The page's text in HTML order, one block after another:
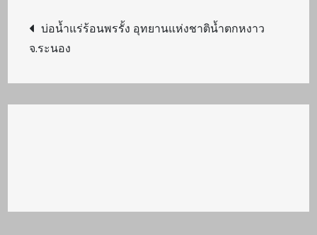
Post
navigation
บ่อน้ำแร่ร้อนพรรั้ง อุทยานแห่งชาติน้ำตกหงาว
จ.ระนอง